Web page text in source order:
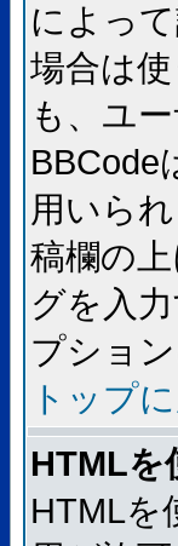
によっ
場合は
も、ユ
BBCode
用いら
稿欄の
グを入
プショ
トップ
HTMLを
HTMLを